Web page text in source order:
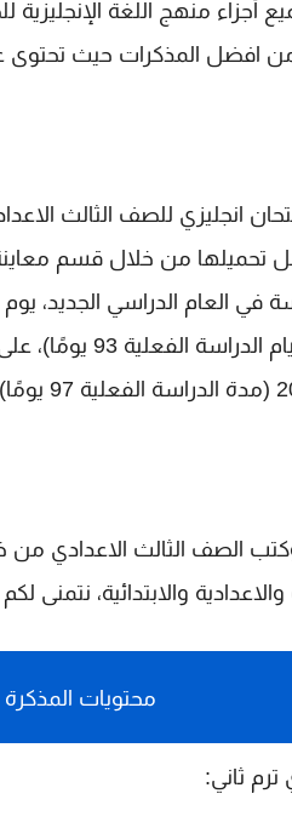
تحميلها من خلال قسم
الصف الثالث الاعدادي
والابتدائية، نتمنى
محتويات المذكرة